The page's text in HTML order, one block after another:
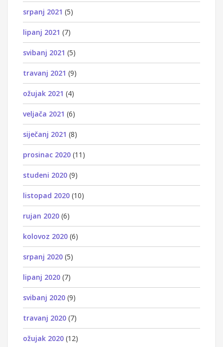
srpanj 2021 (5)
lipanj 2021 (7)
svibanj 2021 (5)
travanj 2021 (9)
ožujak 2021 (4)
veljača 2021 (6)
siječanj 2021 (8)
prosinac 2020 (11)
studeni 2020 (9)
listopad 2020 (10)
rujan 2020 (6)
kolovoz 2020 (6)
srpanj 2020 (5)
lipanj 2020 (7)
svibanj 2020 (9)
travanj 2020 (7)
ožujak 2020 (12)